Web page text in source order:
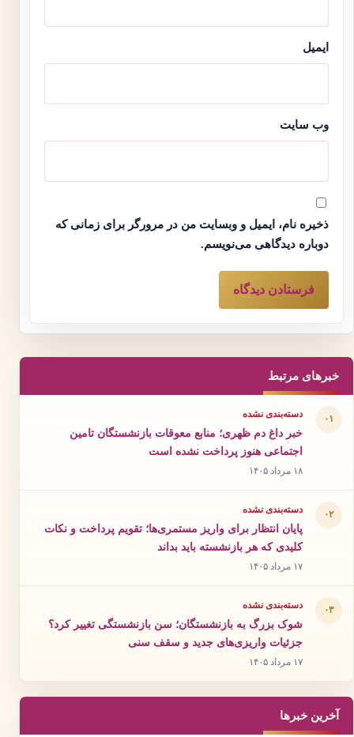
ایمیل
وب‌ سایت
ذخیره نام، ایمیل و وبسایت من در مرورگر برای زمانی که
دوباره دیدگاهی می‌نویسم.
خبرهای مرتبط
۰۱ دسته‌بندی نشده
خبر داغ دم ظهری؛ منابع معوقات بازنشستگان تامین
اجتماعی هنوز پرداخت نشده است
۱۸ مرداد ۱۴۰۵
۰۲ دسته‌بندی نشده
پایان انتظار برای واریز مستمری‌ها؛ تقویم پرداخت و نکات
کلیدی که هر بازنشسته باید بداند
۱۷ مرداد ۱۴۰۵
۰۳ دسته‌بندی نشده
شوک بزرگ به بازنشستگان؛ سن بازنشستگی تغییر کرد؟
جزئیات واریزی‌های جدید و سقف سنی
۱۷ مرداد ۱۴۰۵
آخرین خبرها